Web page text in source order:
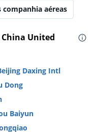
companhia aéreas
United
Daxing Intl
Dong
Baiyun